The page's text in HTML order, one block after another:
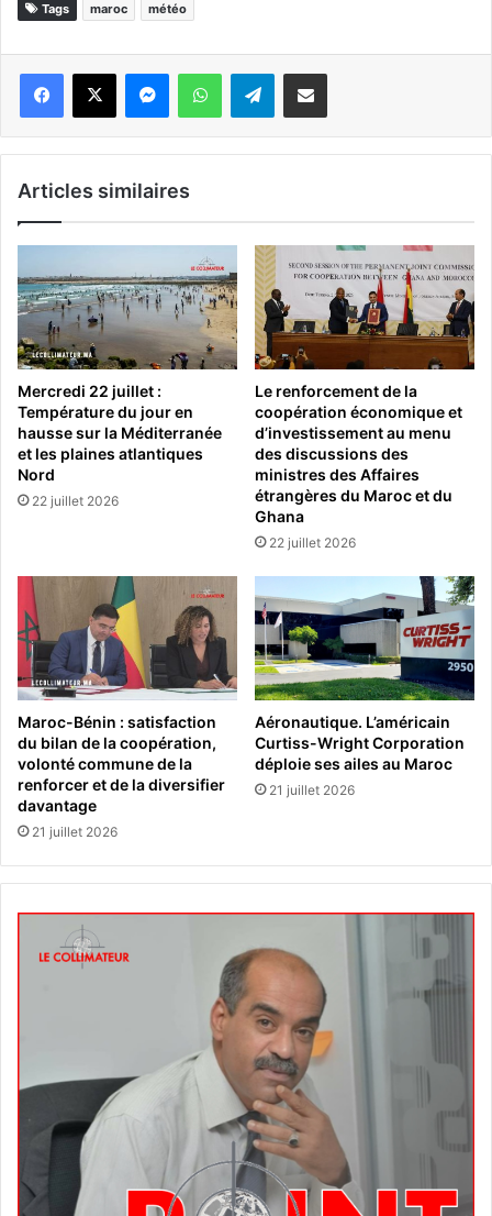
Tags maroc météo
WhatsApp Telegram
Articles similaires
Mercredi 22 juillet :
Température du jour en
hausse sur la Méditerranée
et les plaines atlantiques
Nord
22 juillet 2026
Le renforcement de la
coopération économique et
d’investissement au menu
des discussions des
ministres des Affaires
étrangères du Maroc et du
Ghana
22 juillet 2026
Maroc-Bénin : satisfaction
du bilan de la coopération,
volonté commune de la
renforcer et de la diversifier
davantage
21 juillet 2026
Aéronautique. L’américain
Curtiss-Wright Corporation
déploie ses ailes au Maroc
21 juillet 2026